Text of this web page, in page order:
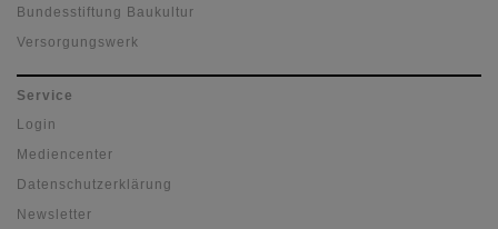
Bundesstiftung Baukultur
Versorgungswerk
Service
Login
Mediencenter
Datenschutzerklärung
Newsletter